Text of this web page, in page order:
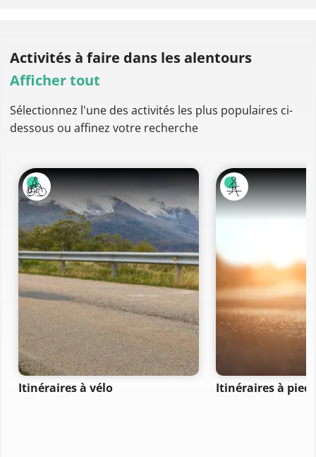
Activités à faire dans les alentours
Afficher tout
Sélectionnez l'une des activités les plus populaires ci-
dessous ou affinez votre recherche
Itinéraires à vélo Itinéraires à pied